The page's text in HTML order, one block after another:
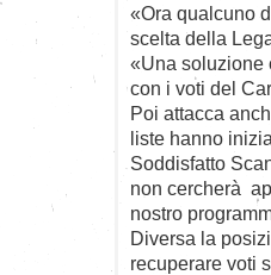
«Ora qualcuno
scelta della
«Una soluzione
con i voti del
Poi attacca
liste hanno
Soddisfatto
non cercherà
nostro
Diversa la
recuperare voti